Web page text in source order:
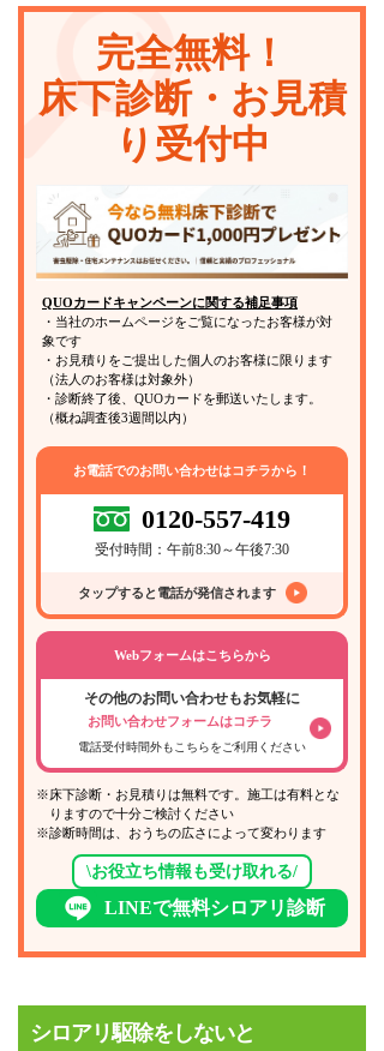
シロアリ駆除をしないことで起こる被
自分でできるシロアリ対策方法
シロアリ被害を見逃さないためのポイ
シロアリ被害に気付いたら早めの駆除
を！
完全無料！
床下診断・お見積
り受付中
QUOカードキャンペーンに関する補足事項
・当社のホームページをご覧になったお客様が対
象です
・お見積りをご提出した個人のお客様に限ります
（法人のお客様は対象外）
・診断終了後、QUOカードを郵送いたします。
（概ね調査後3週間以内）
お電話でのお問い合わせはコチラから！
0120-557-419
受付時間：午前8:30～午後7:30
タップすると電話が発信されます
Webフォームはこちらから
その他のお問い合わせもお気軽に
お問い合わせフォームはコチラ
電話受付時間外もこちらをご利用ください
※床下診断・お見積りは無料です。施工は有料とな
りますので十分ご検討ください
※診断時間は、おうちの広さによって変わります
\お役立ち情報も受け取れる/
LINEで無料シロアリ診断
シロアリ駆除をしないと